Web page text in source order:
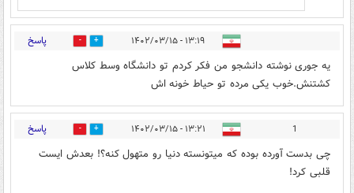
۱۳:۱۹ - ۱۴۰۲/۰۳/۱۵ 11 پاسخ
یه جوری نوشته دانشجو من فکر کردم تو دانشگاه وسط کلاس
کشتنش.خوب یکی مرده تو حیاط خونه اش
1 ۱۳:۲۱ - ۱۴۰۲/۰۳/۱۵ 45 پاسخ
چی بدست آورده بوده که میتونسته دنیا رو متهول کنه؟! بعدش ایست
قلبی کرد!